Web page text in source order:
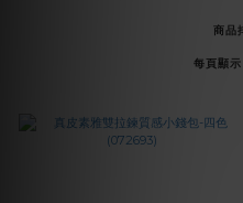
商品
每頁顯